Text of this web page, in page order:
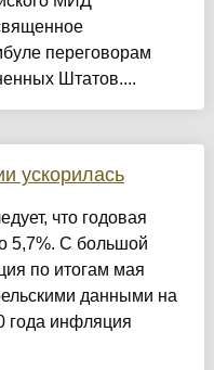
переговорам
Штатов....
ускорилась
что годовая
5,7%. С большой
по итогам мая
данными на
года инфляция